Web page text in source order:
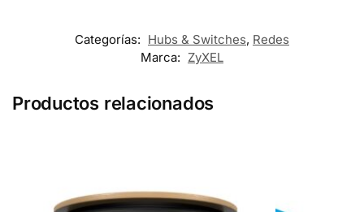
Categorías: Hubs & Switches, Redes
Marca: ZyXEL
Productos relacionados